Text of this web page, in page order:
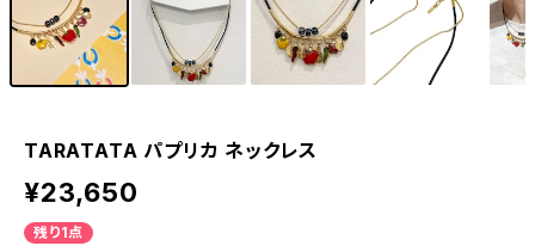
TARATATA パプリカ ネックレス
¥23,650
残り1点